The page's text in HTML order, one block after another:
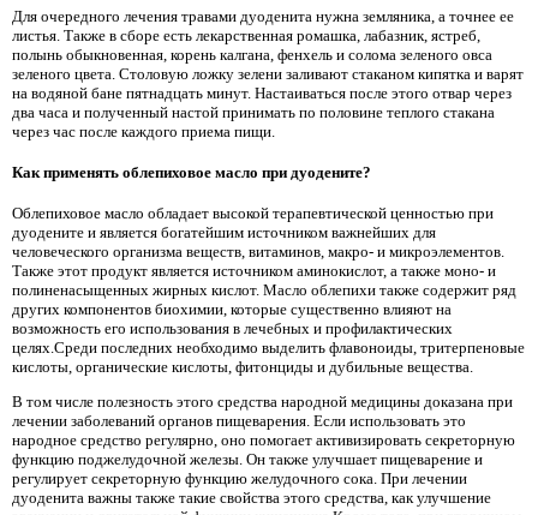
Для очередного лечения травами дуоденита нужна земляника, а точнее ее
листья. Также в сборе есть лекарственная ромашка, лабазник, ястреб,
полынь обыкновенная, корень калгана, фенхель и солома зеленого овса
зеленого цвета. Столовую ложку зелени заливают стаканом кипятка и варят
на водяной бане пятнадцать минут. Настаиваться после этого отвар через
два часа и полученный настой принимать по половине теплого стакана
через час после каждого приема пищи.
Как применять облепиховое масло при дуодените?
Облепиховое масло обладает высокой терапевтической ценностью при
дуодените и является богатейшим источником важнейших для
человеческого организма веществ, витаминов, макро- и микроэлементов.
Также этот продукт является источником аминокислот, а также моно- и
полиненасыщенных жирных кислот. Масло облепихи также содержит ряд
других компонентов биохимии, которые существенно влияют на
возможность его использования в лечебных и профилактических
целях.Среди последних необходимо выделить флавоноиды, тритерпеновые
кислоты, органические кислоты, фитонциды и дубильные вещества.
В том числе полезность этого средства народной медицины доказана при
лечении заболеваний органов пищеварения. Если использовать это
народное средство регулярно, оно помогает активизировать секреторную
функцию поджелудочной железы. Он также улучшает пищеварение и
регулирует секреторную функцию желудочного сока. При лечении
дуоденита важны также такие свойства этого средства, как улучшение